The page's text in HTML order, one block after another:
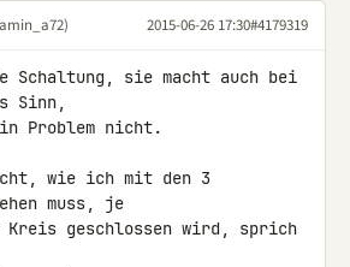
2015-06-26 17:30#4179319
Schaltung, sie macht auch bei
Sinn,
Problem nicht.
wie ich mit den 3
muss, je
Kreis geschlossen wird, sprich